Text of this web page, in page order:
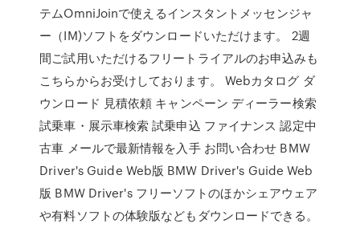
テムOmniJoinで使えるインスタントメッセンジャ
ー（IM)ソフトをダウンロードいただけます。 2週
間ご試用いただけるフリートライアルのお申込みも
こちらからお受けしております。 Webカタログ ダ
ウンロード 見積依頼 キャンペーン ディーラー検索
試乗車・展示車検索 試乗申込 ファイナンス 認定中
古車 メールで最新情報を入手 お問い合わせ BMW
Driver's Guide Web版 BMW Driver's Guide Web
版 BMW Driver's フリーソフトのほかシェアウェア
や有料ソフトの体験版などもダウンロードできる。